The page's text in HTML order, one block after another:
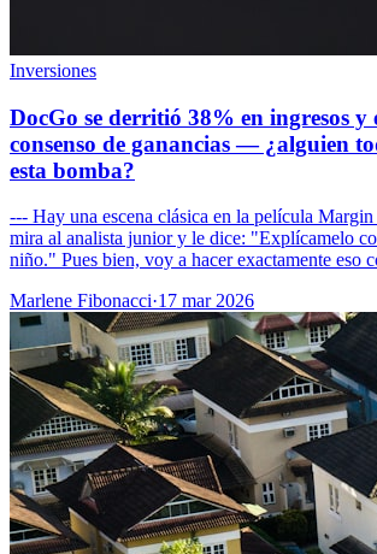
Inversiones
DocGo se derritió 38% en ingresos y
consenso de ganancias — ¿alguien
esta bomba?
--- Hay una escena clásica en la película
mira al analista junior y le dice: "Explícamelo
niño." Pues bien, voy a hacer exactamente eso
Marlene Fibonacci·17 mar 2026